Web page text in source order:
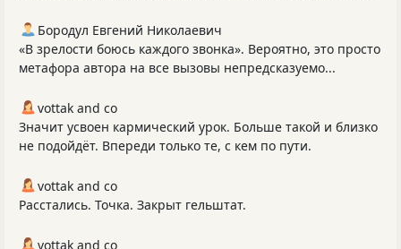
Бородул Евгений Николаевич
«В зрелости боюсь каждого звонка». Вероятно, это просто
метафора автора на все вызовы непредсказуемо...
vottak and co
Значит усвоен кармический урок. Больше такой и близко
не подойдёт. Впереди только те, с кем по пути.
vottak and co
Расстались. Точка. Закрыт гельштат.
vottak and co